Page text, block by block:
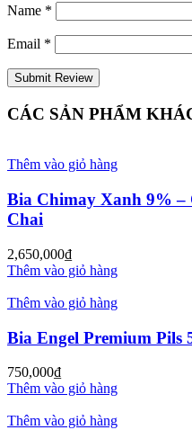
Name *
Email *
CÁC SẢN PHẨM
Thêm vào giỏ hàng
Bia Chimay Xanh 9% –
Chai
2,650,000₫
Thêm vào giỏ hàng
Thêm vào giỏ hàng
Bia Engel Premium Pils
750,000₫
Thêm vào giỏ hàng
Thêm vào giỏ hàng